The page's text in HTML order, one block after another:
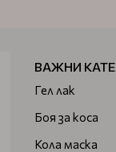
ВАЖНИ
Гел лак
Боя за коса
Кола маска